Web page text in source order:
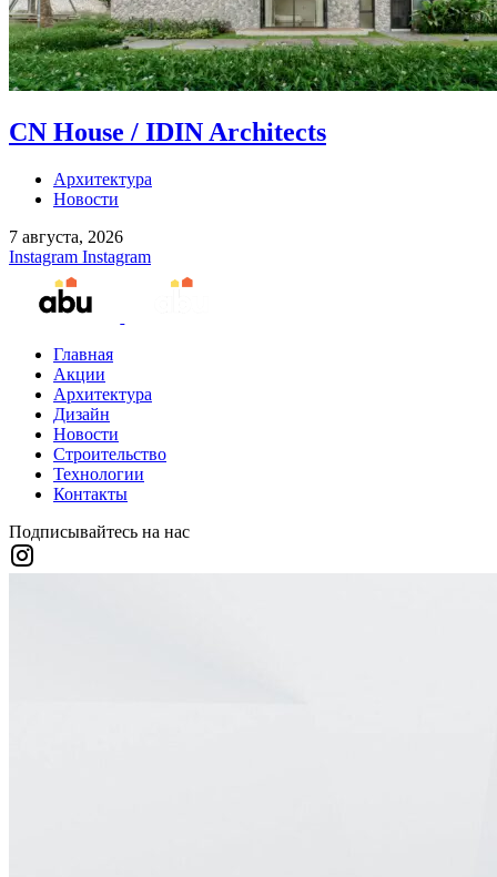
CN House / IDIN Architects
Архитектура
Новости
7 августа, 2026
Instagram Instagram
Главная
Акции
Архитектура
Дизайн
Новости
Строительство
Технологии
Контакты
Подписывайтесь на нас